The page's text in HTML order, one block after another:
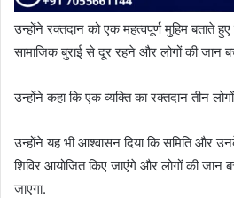
उन्होंने रक्तदान को एक महत्वपूर्ण मुहिम बताते
सामाजिक बुराई से दूर रहने और लोगों की जान
उन्होंने कहा कि एक व्यक्ति का रक्तदान तीन
उन्होंने यह भी आश्वासन दिया कि समिति और
शिविर आयोजित किए जाएंगे और लोगों की जान
जाएगा.